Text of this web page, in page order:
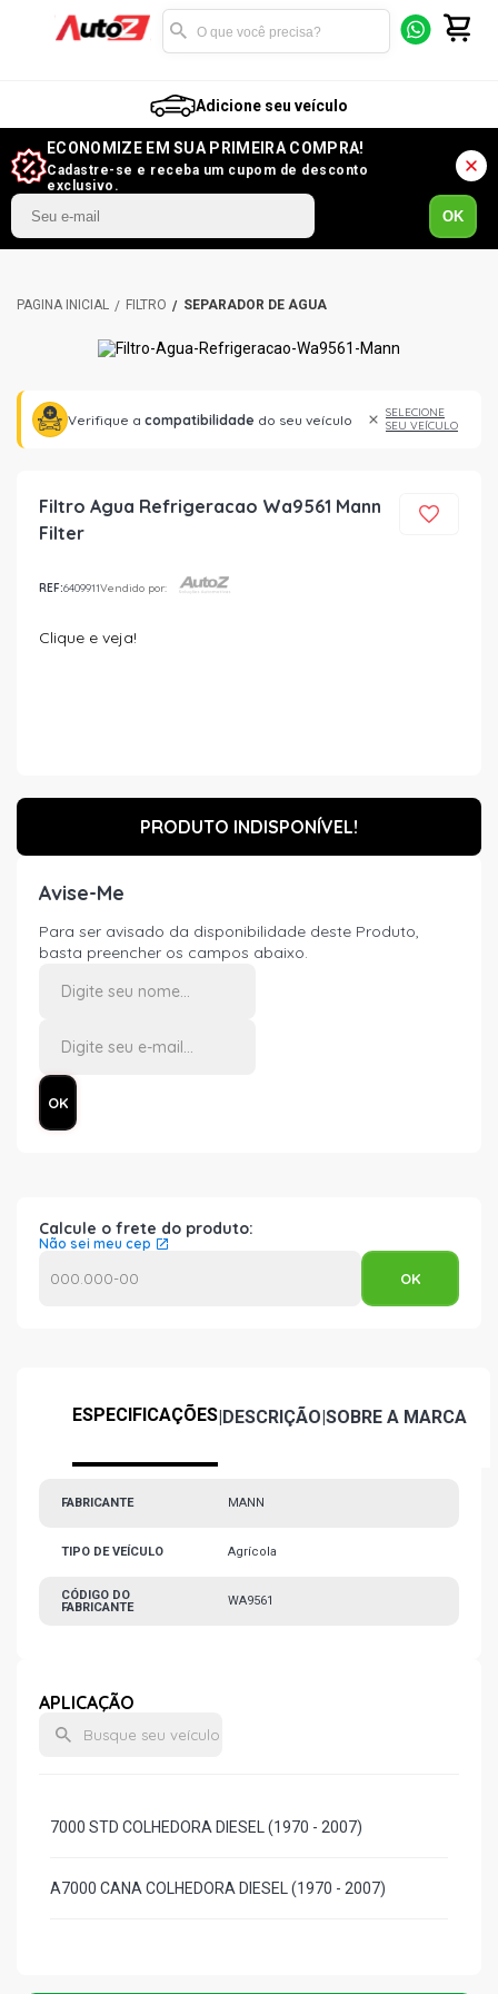
Adicione seu veículo
ECONOMIZE EM SUA PRIMEIRA COMPRA!
Cadastre-se e receba um cupom de desconto
exclusivo.
OK
FILTRO SEPARADOR DE ÁGUA
Verifique a compatibilidade do seu veículo
SELECIONE
SEU VEÍCULO
Filtro Agua Refrigeracao Wa9561 Mann
Filter
REF:6409911Vendido por:
Clique e veja!
PRODUTO INDISPONÍVEL!
Avise-Me
Para ser avisado da disponibilidade deste Produto,
basta preencher os campos abaixo.
Calcule o frete do produto:
Não sei meu cep
ESPECIFICAÇÕES|DESCRIÇÃO|SOBRE A MARCA
FABRICANTE MANN
TIPO DE VEÍCULO Agrícola
CÓDIGO DO
FABRICANTE
WA9561
APLICAÇÃO
7000 STD COLHEDORA DIESEL (1970 - 2007)
A7000 CANA COLHEDORA DIESEL (1970 - 2007)